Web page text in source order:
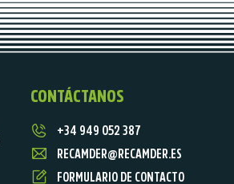
CONTÁCTANOS
+34 949 052 387
RECAMDER@RECAMDER.ES
FORMULARIO DE CONTACTO